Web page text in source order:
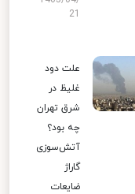
علت دود
غلیظ در
شرق تهران
چه بود؟
آتش‌سوزی
گاراژ
ضایعات